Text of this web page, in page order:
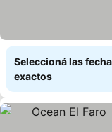
Seleccioná las
exactos